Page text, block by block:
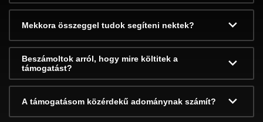
Mekkora összeggel tudok segíteni nektek?
Beszámoltok arról, hogy mire költitek a
támogatást?
A támogatásom közérdekű adománynak számít?